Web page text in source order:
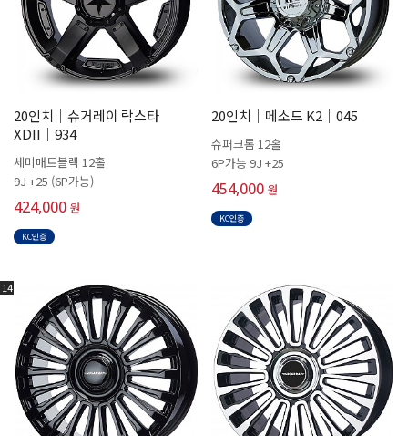
20인치│슈거레이 락스타
XDII│934
세미매트블랙 12홀
9J +25 (6P가능)
424,000 원
KC인증
20인치│메소드 K2│045
슈퍼크롬 12홀
6P가능 9J +25
454,000 원
KC인증
14